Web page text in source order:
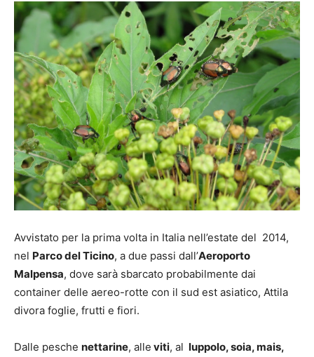
Avvistato per la prima volta in Italia nell’estate del 2014,
nel Parco del Ticino, a due passi dall’Aeroporto
Malpensa, dove sarà sbarcato probabilmente dai
container delle aereo-rotte con il sud est asiatico, Attila
divora foglie, frutti e fiori.
Dalle pesche nettarine, alle viti, al luppolo, soia, mais,